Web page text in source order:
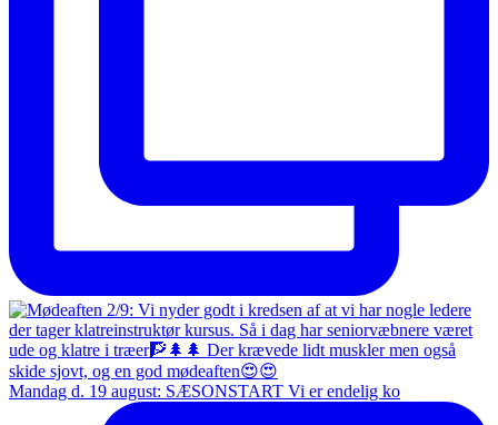
Mandag d. 19 august: SÆSONSTART Vi er endelig ko